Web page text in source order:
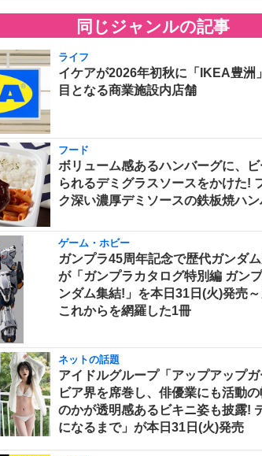
同じジャンルの記事
ライフ
イケアが2026年初秋に「IKEA豊洲
目となる商業施設内店舗
フード
ボリューム感あるハンバーグに、
られるデミグラスソースをかけた!
ク深い濃厚デミソースの鉄板焼ハ
ゲーム・ホビー
ガンプラ45周年記念で歴代ガンダ
が「ガンプラカタログ特別編 ガン
ンダム集結!」を本日31日(火)発売
これからを網羅した1冊
ネットの話題
アイドルグループ「アップアップ
ビア界を席巻し、俳優業にも活動
のかが透明感あるビキニ姿も披露!
になるまで」が本日31日(火)発売